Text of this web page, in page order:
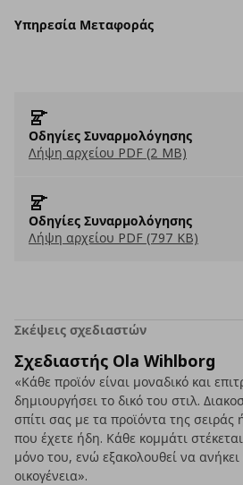
Υπηρεσία Μεταφοράς
Οδηγίες Συναρμολόγησης
Λήψη αρχείου PDF (2 MB)
Οδηγίες Συναρμολόγησης
Λήψη αρχείου PDF (797 KB)
Σκέψεις σχεδιαστών
Σχεδιαστής Ola Wihlborg
«Κάθε προϊόν είναι μοναδικό και
δημιουργήσει το δικό του στιλ.
σπίτι σας με τα προϊόντα της
που έχετε ήδη. Κάθε κομμάτι
μόνο του, ενώ εξακολουθεί να
οικογένεια».